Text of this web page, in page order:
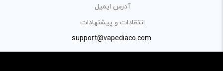
آدرس ایمیل
انتقادات و پیشنهادات
support@vapediaco.com